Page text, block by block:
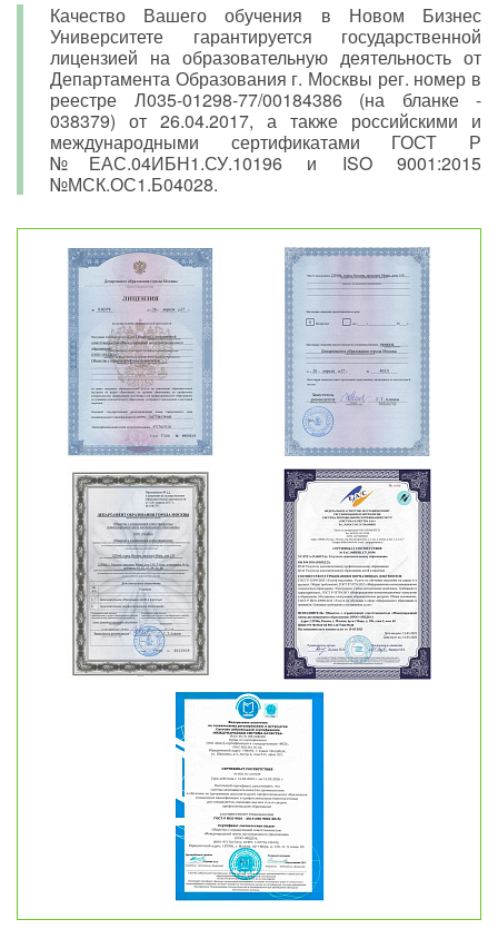
Качество Вашего обучения в Новом Бизнес
Университете гарантируется государственной
лицензией на образовательную деятельность от
Департамента Образования г. Москвы рег. номер в
реестре Л035-01298-77/00184386 (на бланке -
038379) от 26.04.2017, а также российскими и
международными сертификатами ГОСТ Р
№ЕАС.04ИБН1.СУ.10196 и ISO 9001:2015
№МСК.ОС1.Б04028.